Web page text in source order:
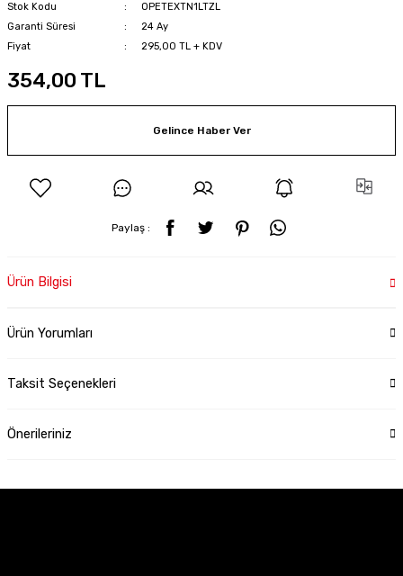
Stok Kodu
OPETEXTN1LTZL
Garanti Süresi
24 Ay
Fiyat
295,00 TL + KDV
354,00 TL
Gelince Haber Ver
Paylaş :
Ürün Bilgisi
Ürün Yorumları
Taksit Seçenekleri
Önerileriniz